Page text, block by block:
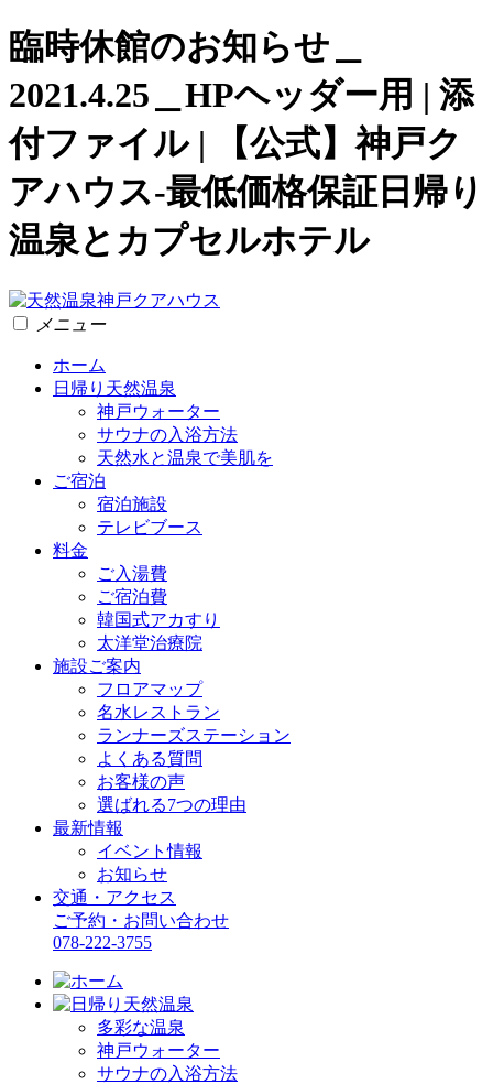
臨時休館のお知らせ＿
2021.4.25＿HPヘッダー用 | 添
付ファイル | 【公式】神戸ク
アハウス-最低価格保証日帰り
温泉とカプセルホテル
メニュー
ホーム
日帰り天然温泉
神戸ウォーター
サウナの入浴方法
天然水と温泉で美肌を
ご宿泊
宿泊施設
テレビブース
料金
ご入湯費
ご宿泊費
韓国式アカすり
太洋堂治療院
施設ご案内
フロアマップ
名水レストラン
ランナーズステーション
よくある質問
お客様の声
選ばれる7つの理由
最新情報
イベント情報
お知らせ
交通・アクセス
ご予約・お問い合わせ
078-222-3755
多彩な温泉
神戸ウォーター
サウナの入浴方法